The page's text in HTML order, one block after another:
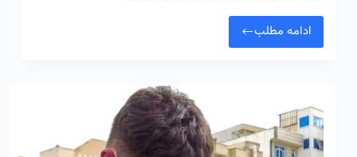
ادامه مطلب